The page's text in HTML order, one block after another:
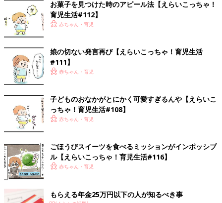
お菓子を見つけた時のアピール法【えらいこっちゃ！
育児生活#112】
赤ちゃん・育児
娘の切ない発言再び【えらいこっちゃ！育児生活
#111】
赤ちゃん・育児
子どものおなかがとにかく可愛すぎるんや【えらいこ
っちゃ！育児生活#108】
赤ちゃん・育児
ごほうびスイーツを食べるミッションがインポッシブ
ル【えらいこっちゃ！育児生活#116】
赤ちゃん・育児
もらえる年金25万円以下の人が知るべき事